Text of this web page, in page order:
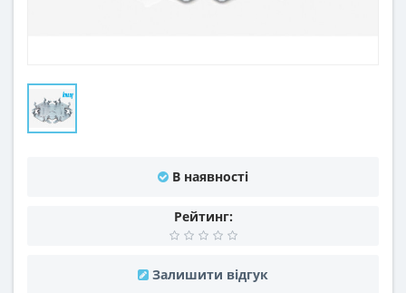
В наявності
Рейтинг:
Залишити відгук